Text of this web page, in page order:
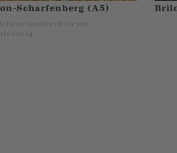
Scharfenberg (A5)
nordwestlich von